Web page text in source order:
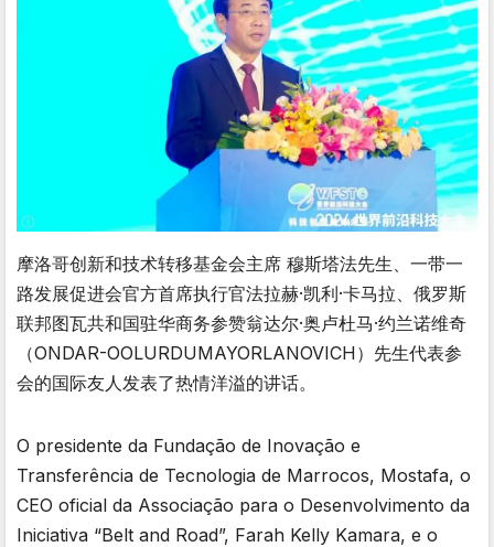
摩洛哥创新和技术转移基金会主席 穆斯塔法先生、一带一
路发展促进会官方首席执行官法拉赫·凯利·卡马拉、俄罗斯
联邦图瓦共和国驻华商务参赞翁达尔·奥卢杜马·约兰诺维奇
（ONDAR-OOLURDUMAYORLANOVICH）先生代表参
会的国际友人发表了热情洋溢的讲话。
O presidente da Fundação de Inovação e
Transferência de Tecnologia de Marrocos, Mostafa, o
CEO oficial da Associação para o Desenvolvimento da
Iniciativa “Belt and Road”, Farah Kelly Kamara, e o